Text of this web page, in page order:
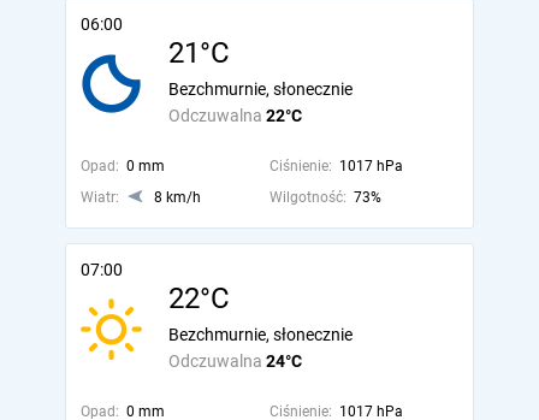
06:00
21°C
Odczuwalna 22°C
Bezchmurnie, słonecznie
Opad: 0 mm Ciśnienie: 1017 hPa
Wiatr:
8 km/h Wilgotność: 73%
07:00
22°C
Odczuwalna 24°C
Bezchmurnie, słonecznie
Opad: 0 mm Ciśnienie: 1017 hPa